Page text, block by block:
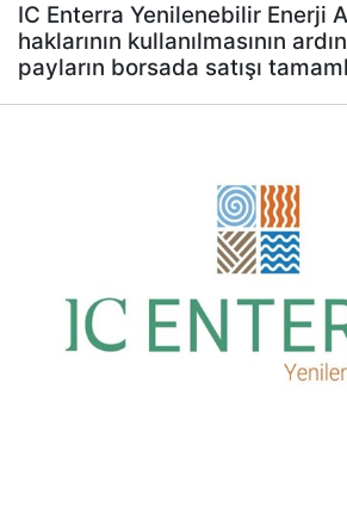
IC Enterra Yenilenebilir Enerji
haklarının kullanılmasının
payların borsada satışı